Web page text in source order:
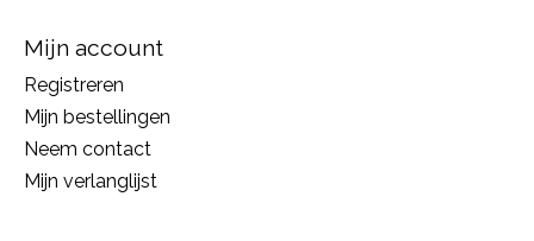
Mijn account
Registreren
Mijn bestellingen
Neem contact
Mijn verlanglijst